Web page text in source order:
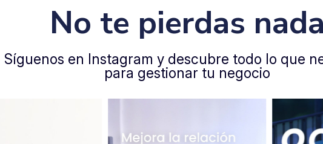
No te pierdas
Síguenos en Instagram y descubre todo lo que
para gestionar tu negocio